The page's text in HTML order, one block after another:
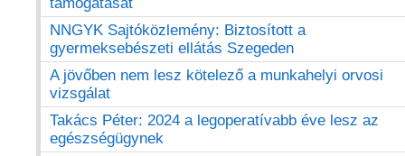
NNGYK Sajtóközlemény: Biztosított a
gyermeksebészeti ellátás Szegeden
A jövőben nem lesz kötelező a munkahelyi orvosi
vizsgálat
Takács Péter: 2024 a legoperatívabb éve lesz az
egészségügynek